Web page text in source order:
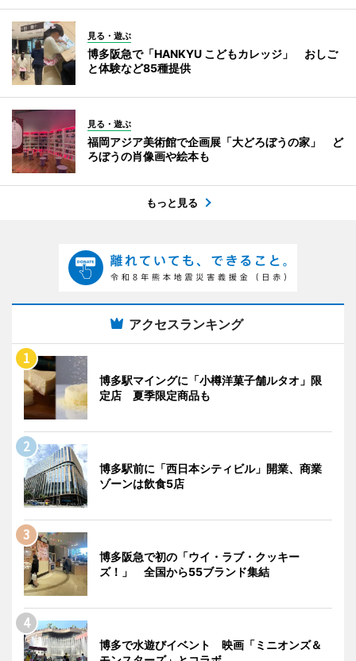
見る・遊ぶ
博多阪急で「HANKYU こどもカレッジ」 おしご
と体験など85種提供
見る・遊ぶ
福岡アジア美術館で企画展「大どろぼうの家」 ど
ろぼうの肖像画や絵本も
もっと見る
アクセスランキング
博多駅マイングに「小樽洋菓子舗ルタオ」限
定店 夏季限定商品も
博多駅前に「西日本シティビル」開業、商業
ゾーンは飲食5店
博多阪急で初の「ウイ・ラブ・クッキー
ズ！」 全国から55ブランド集結
博多で水遊びイベント 映画「ミニオンズ＆